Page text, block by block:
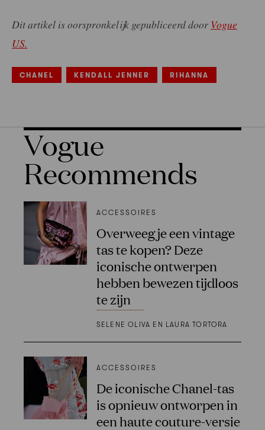
Dit artikel is oorspronkelijk gepubliceerd door Vogue
US.
CHANEL KENDALL JENNER RIHANNA
Vogue
Recommends
ACCESSOIRES
Overweeg je een vintage
tas te kopen? Deze
iconische ontwerpen
hebben bewezen tijdloos
te zijn
SELENE OLIVA EN LAURA TORTORA
ACCESSOIRES
De iconische Chanel-tas
is opnieuw ontworpen in
een haute couture-versie